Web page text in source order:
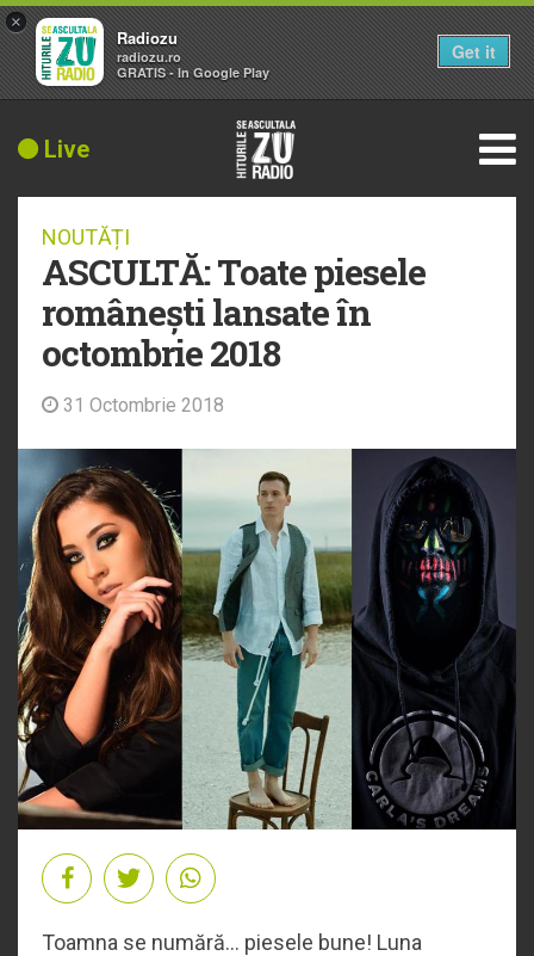
Live
NOUTĂȚI
ASCULTĂ: Toate piesele
românești lansate în
octombrie 2018
31 Octombrie 2018
Toamna se numără... piesele bune! Luna
×
Radiozu
radiozu.ro
GRATIS - In Google Play
Get it